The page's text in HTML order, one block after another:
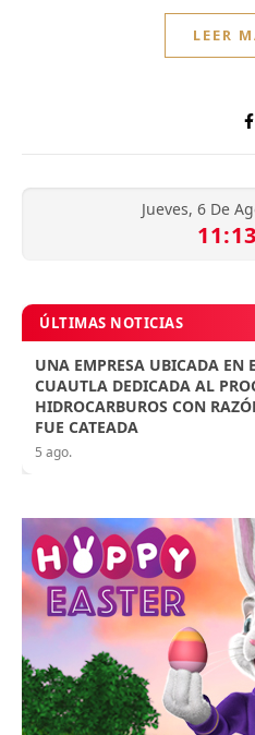
LEER
Jueves, 6 De
ÚLTIMAS NOTICIAS
UNA EMPRESA UBICADA EN
CUAUTLA DEDICADA AL
HIDROCARBUROS CON
FUE CATEADA
5 ago.